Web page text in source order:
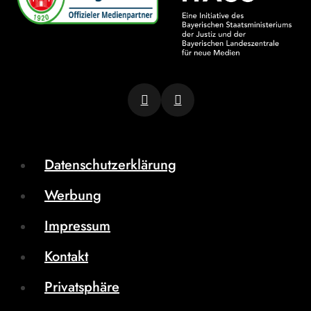
Datenschutzerklärung
Werbung
Impressum
Kontakt
Privatsphäre